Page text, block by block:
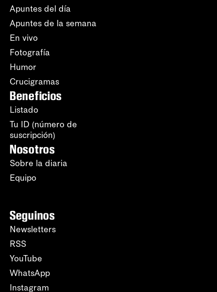
Apuntes del día
Apuntes de la semana
En vivo
Fotografía
Humor
Crucigramas
Beneficios
Listado
Tu ID (número de
suscripción)
Nosotros
Sobre la diaria
Equipo
Seguinos
Newsletters
RSS
YouTube
WhatsApp
Instagram